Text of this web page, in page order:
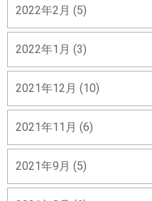
2022年2月 (5)
2022年1月 (3)
2021年12月 (10)
2021年11月 (6)
2021年9月 (5)